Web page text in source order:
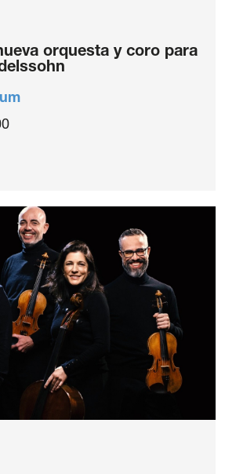
orquesta y coro para